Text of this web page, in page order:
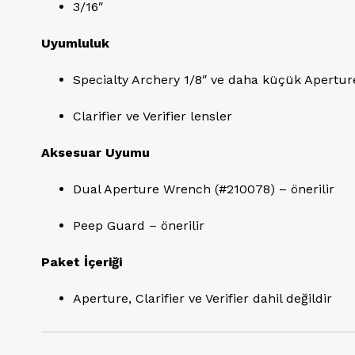
3/16″
Uyumluluk
Specialty Archery 1/8″ ve daha küçük
Clarifier ve Verifier lensler
Aksesuar Uyumu
Dual Aperture Wrench (#210078) – önerilir
Peep Guard – önerilir
Paket İçeriği
Aperture, Clarifier ve Verifier dahil değildir